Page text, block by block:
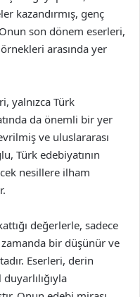
kazandırmış, genç
son dönem eserleri,
arasında yer
yalnızca Türk
da önemli bir yer
ve uluslararası
Türk edebiyatının
nesillere ilham
değerlerle, sadece
bir düşünür ve
Eserleri, derin